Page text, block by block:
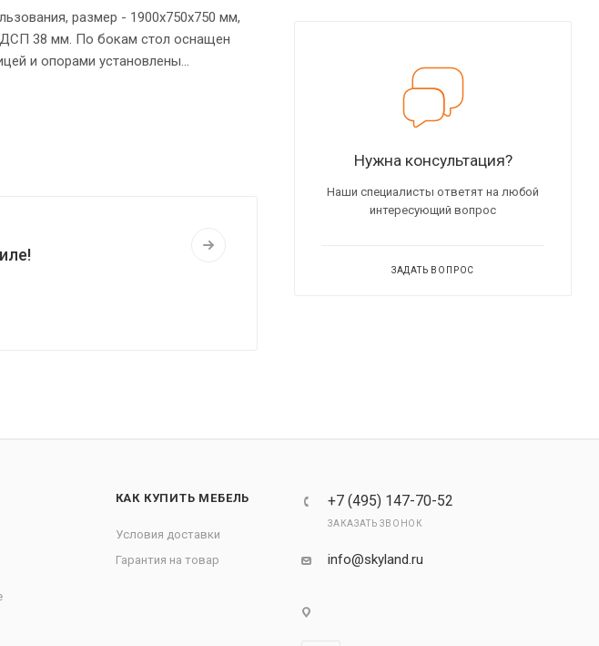
размер - 1900х750х750 мм,
и опорами установлены
прочными силовыми
Нужна консультация?
Наши специалисты ответят на любой
интересующий вопрос
ЗАДАТЬ ВОПРОС
КАК КУПИТЬ МЕБЕЛЬ
Условия доставки
Гарантия на товар
+7 (495) 147-70-52
ЗАКАЗАТЬ ЗВОНОК
info@skyland.ru